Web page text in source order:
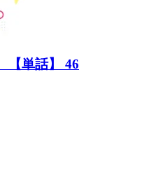
【単話】 46